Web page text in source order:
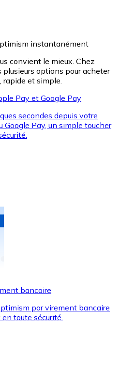
en espèces et d'autres
et Mastercard pour acheter
instantanément
convient le mieux. Chez
options pour acheter
et simple.
Pay et Google Pay
secondes depuis votre
Pay, un simple toucher
bancaire
par virement bancaire
toute sécurité.